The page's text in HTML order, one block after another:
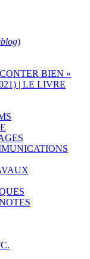
)
BIEN »
| LE LIVRE